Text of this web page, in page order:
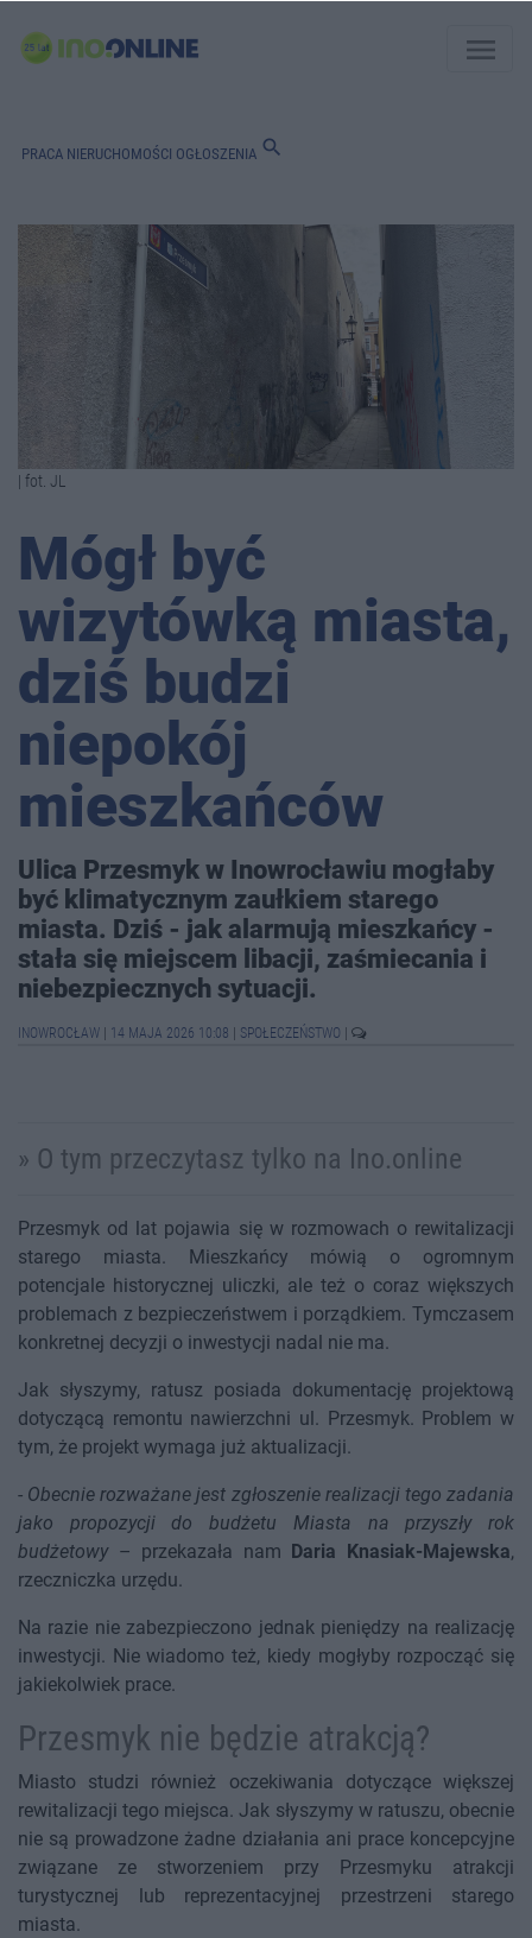
menu
PRACA NIERUCHOMOŚCI OGŁOSZENIA search
| fot. JL
Mógł być
wizytówką miasta,
dziś budzi
niepokój
mieszkańców
Ulica Przesmyk w Inowrocławiu mogłaby
być klimatycznym zaułkiem starego
miasta. Dziś - jak alarmują mieszkańcy -
stała się miejscem libacji, zaśmiecania i
niebezpiecznych sytuacji.
INOWROCŁAW 14 MAJA 2026 10:08 SPOŁECZEŃSTWO
» O tym przeczytasz tylko na Ino.online
Przesmyk od lat pojawia się w rozmowach o rewitalizacji
starego miasta. Mieszkańcy mówią o ogromnym
potencjale historycznej uliczki, ale też o coraz większych
problemach z bezpieczeństwem i porządkiem. Tymczasem
konkretnej decyzji o inwestycji nadal nie ma.
Jak słyszymy, ratusz posiada dokumentację projektową
dotyczącą remontu nawierzchni ul. Przesmyk. Problem w
tym, że projekt wymaga już aktualizacji.
- Obecnie rozważane jest zgłoszenie realizacji tego zadania
jako propozycji do budżetu Miasta na przyszły rok
budżetowy– przekazała nam Daria Knasiak-Majewska,
rzeczniczka urzędu.
Na razie nie zabezpieczono jednak pieniędzy na realizację
inwestycji. Nie wiadomo też, kiedy mogłyby rozpocząć się
jakiekolwiek prace.
Przesmyk nie będzie atrakcją?
Miasto studzi również oczekiwania dotyczące większej
rewitalizacji tego miejsca. Jak słyszymy w ratuszu, obecnie
nie są prowadzone żadne działania ani prace koncepcyjne
związane ze stworzeniem przy Przesmyku atrakcji
turystycznej lub reprezentacyjnej przestrzeni starego
miasta.